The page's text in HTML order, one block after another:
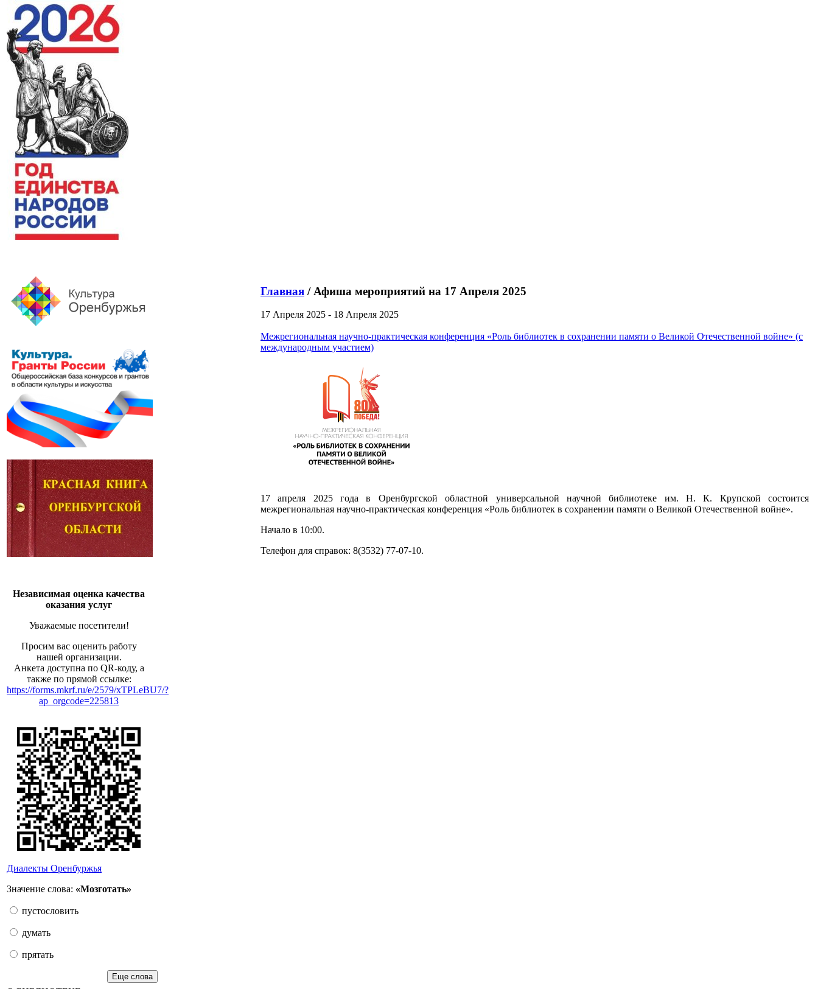
Независимая оценка качества
оказания услуг
Уважаемые посетители!
Просим вас оценить работу
нашей организации.
Анкета доступна по QR-коду, а
также по прямой ссылке:
https://forms.mkrf.ru/e/2579/xTPLeBU7/?
ap_orgcode=225813
Диалекты Оренбуржья
Значение слова: «Мозготать»
пустословить
думать
прятать
Еще слова
Главная / Афиша мероприятий на 17 Апреля 2025
17 Апреля 2025 - 18 Апреля 2025
Межрегиональная научно-практическая конференция «Роль библиотек в сохранении памяти о Великой Отечественной войне» (с
международным участием)
17 апреля 2025 года в Оренбургской областной универсальной научной библиотеке им. Н. К. Крупской состоится
межрегиональная научно-практическая конференция «Роль библиотек в сохранении памяти о Великой Отечественной войне».
Начало в 10:00.
Телефон для справок: 8(3532) 77-07-10.